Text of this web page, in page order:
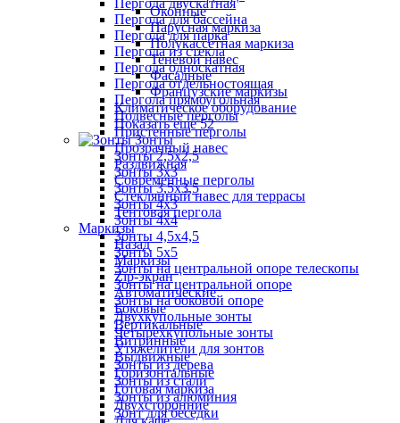
Оконные
Парусная маркиза
Полукассетная маркиза
Теневой навес
Фасадные
Французские маркизы
Климатическое оборудование
Показать ещё 52
Зонты
Зонты 2,5х2,5
Зонты 3х3
Зонты 3,5х3,5
Зонты 4х3
Зонты 4х4
Зонты 4,5х4,5
Зонты 5х5
Зонты на центральной опоре телескопы
Зонты на центральной опоре
Зонты на боковой опоре
Двухкупольные зонты
Четырехкупольные зонты
Утяжелители для зонтов
Зонты из дерева
Зонты из стали
Зонты из алюминия
Зонт для беседки
Пергола двускатная
Пергола для бассейна
Пергола для парка
Пергола из стекла
Пергола односкатная
Пергола отдельностоящая
Пергола прямоугольная
Подвесные перголы
Пристенные перголы
Прозрачный навес
Раздвижная
Современные перголы
Стеклянный навес для террасы
Тентовая пергола
Маркизы
Назад
Маркизы
Zip-экран
Автоматические
Боковые
Вертикальные
Витринные
Выдвижные
Горизонтальные
Готовая маркиза
Двухсторонние